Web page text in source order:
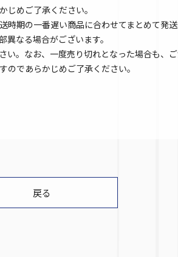
じめご了承ください。
期の一番遅い商品に合わせてまとめて発
なる場合がございます。
い。なお、一度売り切れとなった場合も、
であらかじめご了承ください。
戻る